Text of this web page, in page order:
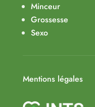
Minceur
Grossesse
Sexo
Mentions légales